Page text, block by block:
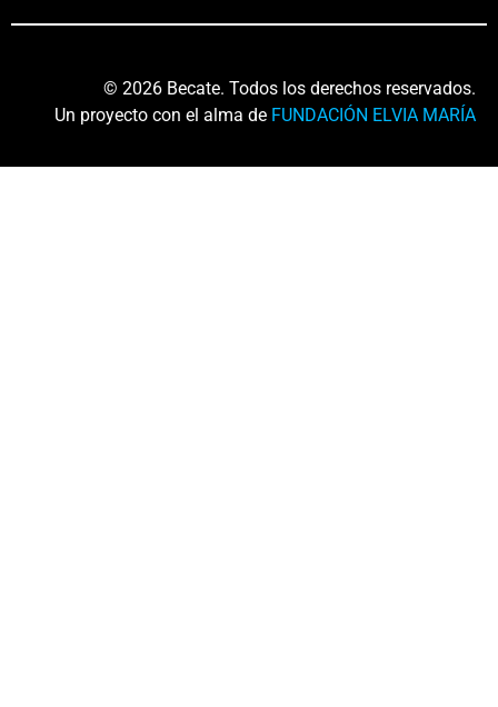
© 2026 Becate. Todos los derechos reservados.
Un proyecto con el alma de FUNDACIÓN ELVIA MARÍA